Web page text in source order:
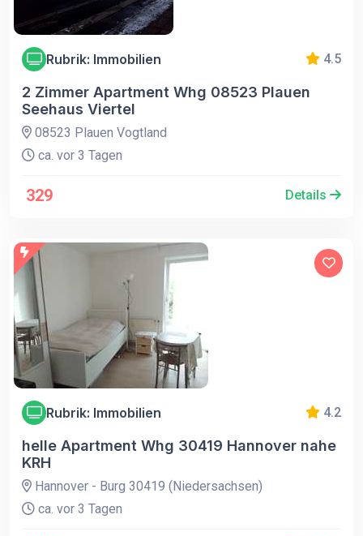
Rubrik: Immobilien 4.5
2 Zimmer Apartment Whg 08523 Plauen
Seehaus Viertel
08523 Plauen Vogtland
ca. vor 3 Tagen
329 Details
Rubrik: Immobilien 4.2
helle Apartment Whg 30419 Hannover nahe
KRH
Hannover - Burg 30419 (Niedersachsen)
ca. vor 3 Tagen